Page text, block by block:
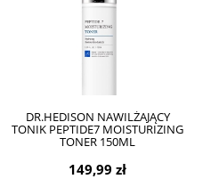
DR.HEDISON NAWILŻAJĄCY
TONIK PEPTIDE7 MOISTURIZING
TONER 150ML
149,99 zł